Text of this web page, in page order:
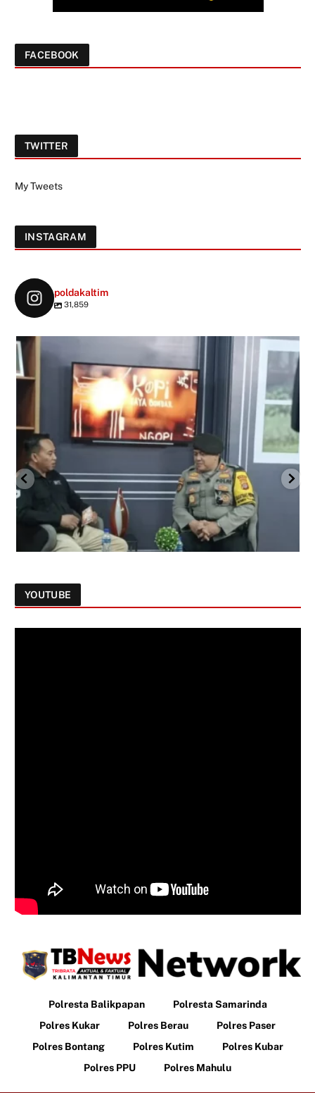
FACEBOOK
TWITTER
My Tweets
INSTAGRAM
poldakaltim
31,859
YOUTUBE
Polresta Balikpapan
Polresta Samarinda
Polres Kukar
Polres Berau
Polres Paser
Polres Bontang
Polres Kutim
Polres Kubar
Polres PPU
Polres Mahulu